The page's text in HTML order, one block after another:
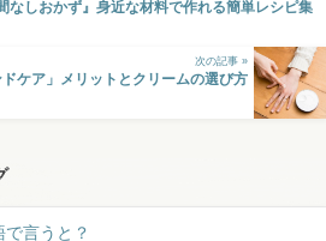
なしおかず』身近な材料で作れる簡単レシピ集
次の記事 »
ケア」メリットとクリームの選び方
で言うと？